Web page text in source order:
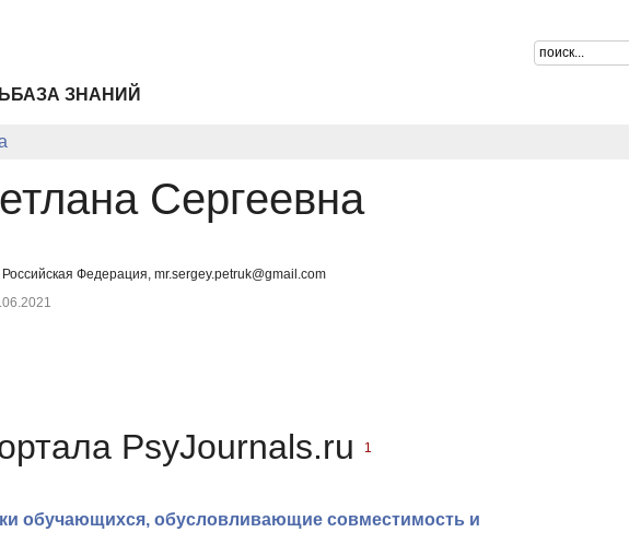
БАЗА ЗНАНИЙ
Сергеевна
Российская Федерация, mr.sergey.petruk@gmail.com
PsyJournals.ru 1
обучающихся, обусловливающие совместимость и